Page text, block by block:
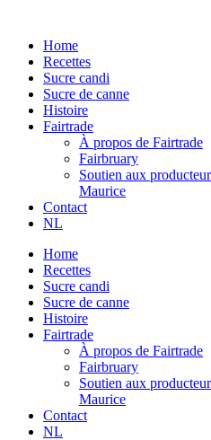
contenuHome
Recettes
Sucre candi
Sucre de canne
Histoire
Fairtrade
À propos de Fairtrade
Fairbruary
Soutien aux
Maurice
Contact
NL
Home
Recettes
Sucre candi
Sucre de canne
Histoire
Fairtrade
À propos de Fairtrade
Fairbruary
Soutien aux
Maurice
Contact
NL